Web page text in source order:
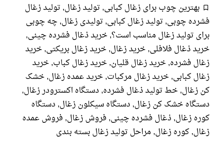
چوب برای زغال کبابی,تولید زغال,تولید زغال
چوبی,تولید زغال کبابی,تولیدی زغال,چه چوبی
تولید زغال مناسب است؟,خرید ذغال فشرده چینی,
ذغال فلافلی ,خرید زغال,خرید زغال بریکتی,خرید
فشرده,خرید زغال قلیان, خرید زغال کباب,خرید
کبابی,خرید زغال مرکبات ,خرید عمده زغال,خشک
,خط تولید ذغال فشرده,دستگاه اکسترودر زغال,
خشک کن زغال,دستگاه سیکلون زغال,دستگاه
زغال,ذغال فشرده چینی,فروش زغال,فروش عمده
کوره زغال,مراحل تولید زغال بسته بندی